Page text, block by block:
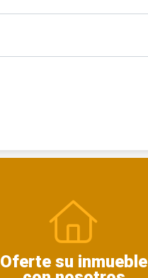
Oferte su inmueble